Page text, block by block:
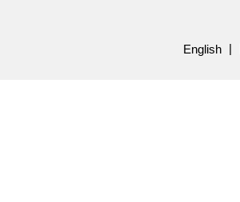
English